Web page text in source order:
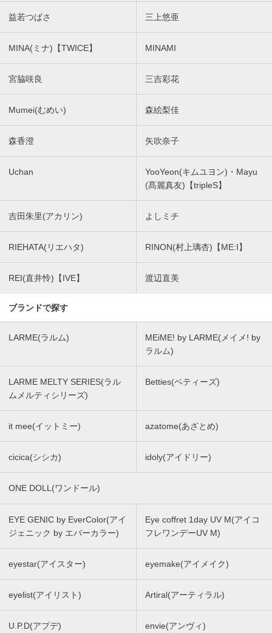
益若つばさ 三上悠亜
MINA(ミナ)【TWICE】 MINAMI
宮脇咲良 三吉彩花
Mumei(むめい) 森絵梨佳
森香澄 矢吹奈子
Uchan
YooYeon(キムユヨン)・Mayu
(髙麗真友)【tripleS】
吉田朱里(アカリン) よしミチ
RIEHATA(リエハタ) RINON(村上璃杏)【ME:I】
REI(直井怜)【IVE】 渡辺直美
ブランドで探す
LARME(ラルム)
MEiME! by LARME(メイメ! by
ラルム)
LARME MELTY SERIES(ラル
ムメルティシリーズ)
Betties(ベティーズ)
it mee(イットミー) azatome(あざとめ)
cicica(シシカ) idoly(アイドリー)
ONE DOLL(ワンドール)
EYE GENIC by EverColor(アイ
ジェニック by エバーカラー)
Eye coffret 1day UV M(アイコ
フレワンデーUV M)
eyestar(アイスター) eyemake(アイメイク)
eyelist(アイリスト) Artiral(アーティラル)
U.P.D(アプデ) envie(アンヴィ)